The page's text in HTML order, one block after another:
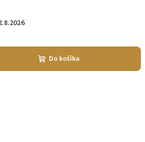
Do košíka